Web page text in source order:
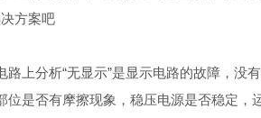
方案吧
上分析“无显示”是显示电路的故障，
是否有摩擦现象，稳压电源是否稳定，